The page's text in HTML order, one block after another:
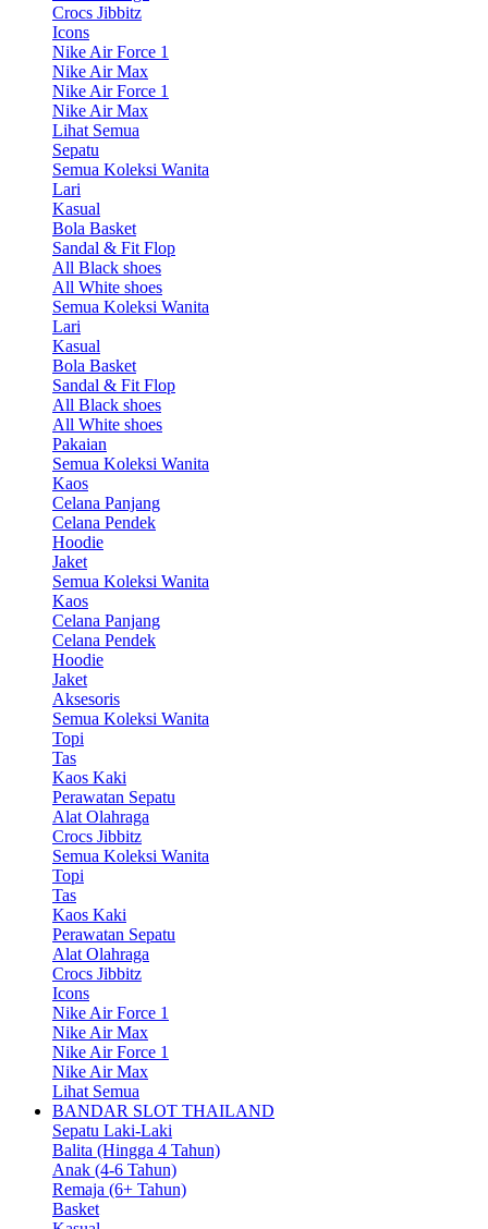
Crocs Jibbitz
Icons
Nike Air Force 1
Nike Air Max
Nike Air Force 1
Nike Air Max
Lihat Semua
Sepatu
Semua Koleksi Wanita
Lari
Kasual
Bola Basket
Sandal & Fit Flop
All Black shoes
All White shoes
Semua Koleksi Wanita
Lari
Kasual
Bola Basket
Sandal & Fit Flop
All Black shoes
All White shoes
Pakaian
Semua Koleksi Wanita
Kaos
Celana Panjang
Celana Pendek
Hoodie
Jaket
Semua Koleksi Wanita
Kaos
Celana Panjang
Celana Pendek
Hoodie
Jaket
Aksesoris
Semua Koleksi Wanita
Topi
Tas
Kaos Kaki
Perawatan Sepatu
Alat Olahraga
Crocs Jibbitz
Semua Koleksi Wanita
Topi
Tas
Kaos Kaki
Perawatan Sepatu
Alat Olahraga
Crocs Jibbitz
Icons
Nike Air Force 1
Nike Air Max
Nike Air Force 1
Nike Air Max
Lihat Semua
BANDAR SLOT THAILAND
Sepatu Laki-Laki
Balita (Hingga 4 Tahun)
Anak (4-6 Tahun)
Remaja (6+ Tahun)
Basket